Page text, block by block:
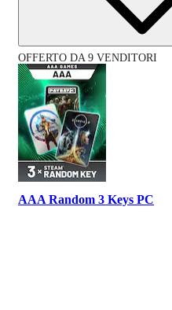
OFFERTO DA 9 VENDITORI
AAA Random 3 Keys PC